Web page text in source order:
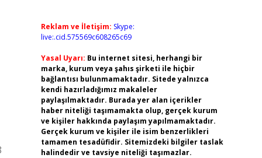
Reklam ve İletişim: Skype:
live:.cid.575569c608265c69
Yasal Uyarı: Bu internet sitesi, herhangi bir
marka, kurum veya şahıs şirketi ile hiçbir
bağlantısı bulunmamaktadır. Sitede yalnızca
kendi hazırladığımız makaleler
paylaşılmaktadır. Burada yer alan içerikler
haber niteliği taşımamakta olup, gerçek kurum
ve kişiler hakkında paylaşım yapılmamaktadır.
Gerçek kurum ve kişiler ile isim benzerlikleri
tamamen tesadüfidir. Sitemizdeki bilgiler taslak
halindedir ve tavsiye niteliği taşımazlar.